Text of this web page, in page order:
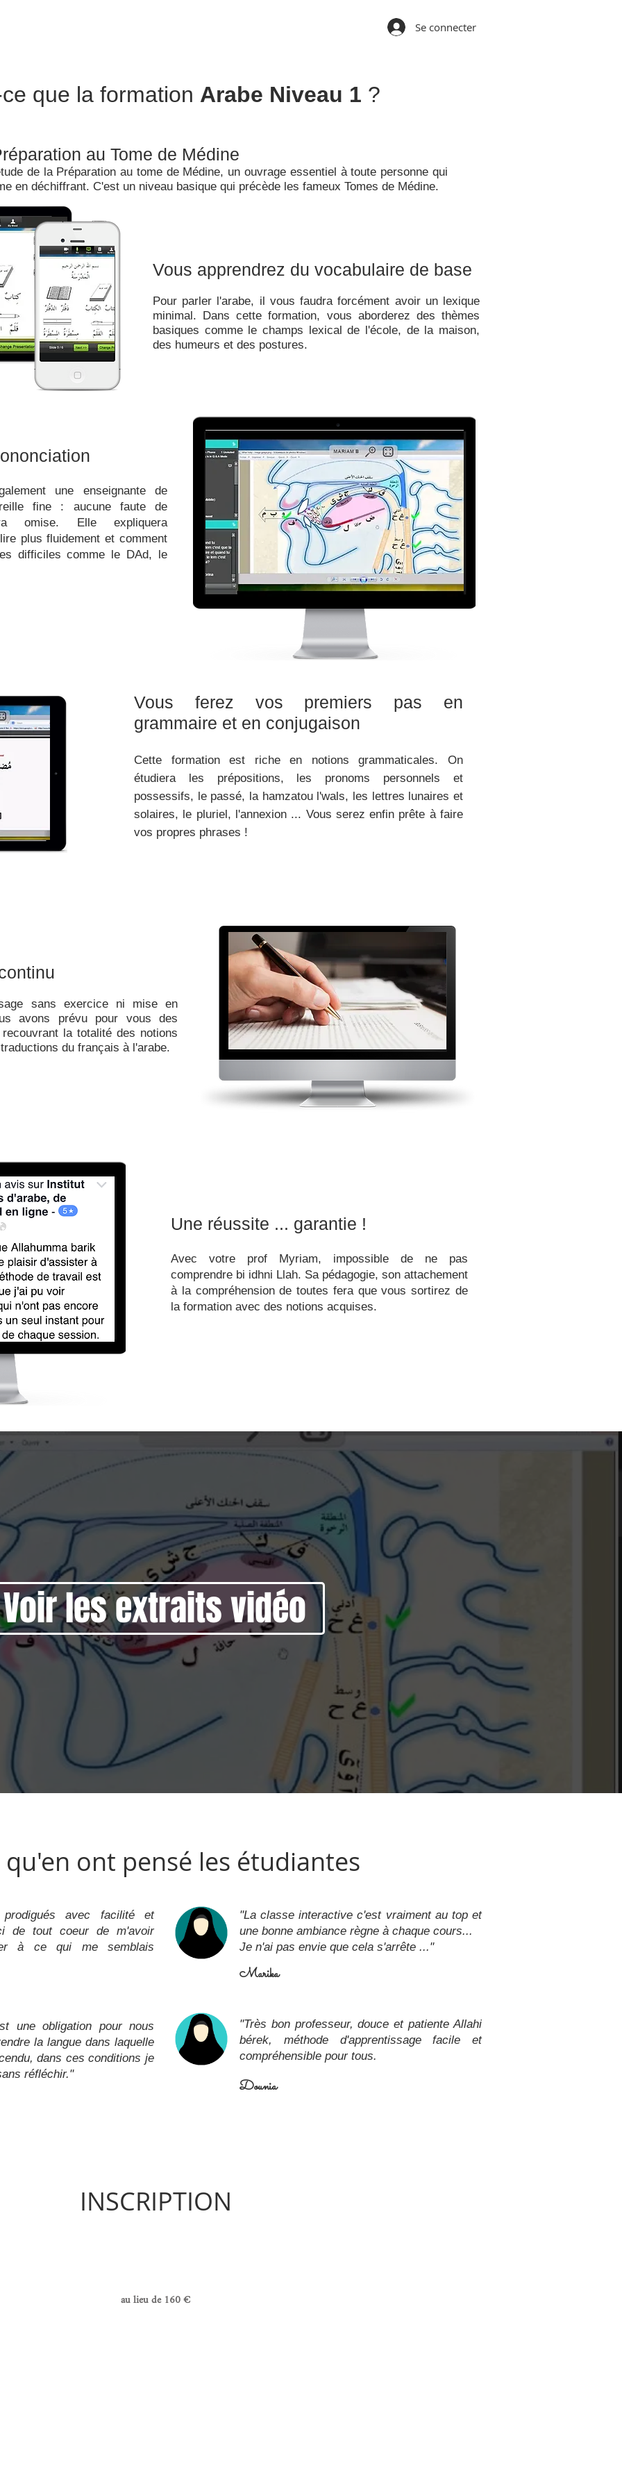
Se connecter
que la formation Arabe Niveau 1 ?
au Tome de Médine
de la Préparation au tome de Médine, un ouvrage essentiel à toute personne qui
en déchiffrant. C'est un niveau basique qui précède les fameux Tomes de Médine.
Vous apprendrez du vocabulaire de base
Pour parler l'arabe, il vous faudra forcément avoir un lexique
minimal. Dans cette formation, vous aborderez des thèmes
basiques comme le champs lexical de l'école, de la maison,
des humeurs et des postures.
une enseignante de
fine : aucune faute de
omise. Elle expliquera
plus fluidement et comment
difficiles comme le DAd, le
Vous ferez vos premiers pas en
grammaire et en conjugaison
Cette formation est riche en notions grammaticales. On
étudiera les prépositions, les pronoms personnels et
possessifs, le passé, la hamzatou l'wals, les lettres lunaires et
solaires, le pluriel, l'annexion ... Vous serez enfin prête à faire
vos propres phrases !
sans exercice ni mise en
avons prévu pour vous des
la totalité des notions
du français à l'arabe.
Une réussite ... garantie !
Avec votre prof Myriam, impossible de ne pas
comprendre bi idhni Llah. Sa pédagogie, son attachement
à la compréhension de toutes fera que vous sortirez de
la formation avec des notions acquises.
Voir les extraits vidéo
avec facilité et
de tout coeur de m'avoir
à ce qui me semblais
qu'en ont pensé les étudiantes
une obligation pour nous
la langue dans laquelle
dans ces conditions je
réfléchir."
"Très bon professeur, douce et patiente Allahi
bérek, méthode d'apprentissage facile et
compréhensible pour tous.
"La classe interactive c'est vraiment au top et
une bonne ambiance règne à chaque cours...
Je n'ai pas envie que cela s'arrête ..."
Marika
Dounia
INSCRIPTION
au lieu de 160 €